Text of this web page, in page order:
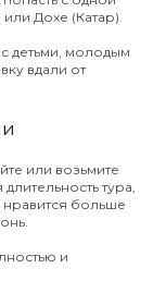
Дохе (Катар).
детьми, молодым
вдали от
или возьмите
тура,
нравится больше
и